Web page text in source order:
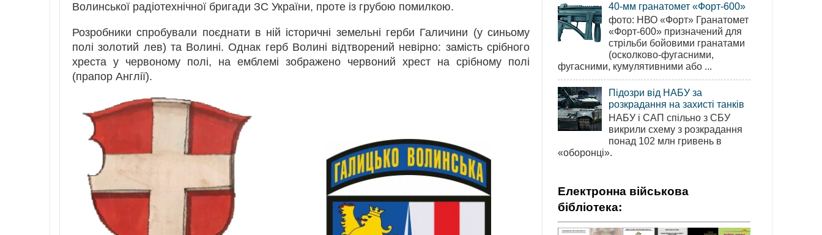
Волинської радіотехнічної бригади ЗС України, проте із грубою помилкою.
Розробники спробували поєднати в ній історичні земельні герби Галичини (у синьому
полі золотий лев) та Волині. Однак герб Волині відтворений невірно: замість срібного
хреста у червоному полі, на емблемі зображено червоний хрест на срібному полі
(прапор Англії).
40-мм гранатомет «Форт-600»
фото: НВО «Форт» Гранатомет
«Форт-600» призначений для
стрільби бойовими гранатами
(осколково-фугасними,
фугасними, кумулятивними або ...
Підозри від НАБУ за
розкрадання на захисті танків
НАБУ і САП спільно з СБУ
викрили схему з розкрадання
понад 102 млн гривень в
«оборонці».
Електронна військова
бібліотека: